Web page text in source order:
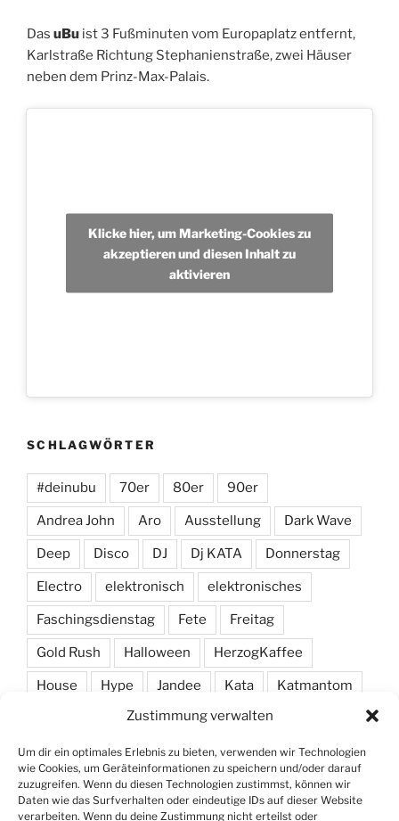
Zustimmung verwalten
Um dir ein optimales Erlebnis zu bieten, verwenden wir Technologien
wie Cookies, um Geräteinformationen zu speichern und/oder darauf
zuzugreifen. Wenn du diesen Technologien zustimmst, können wir
Daten wie das Surfverhalten oder eindeutige IDs auf dieser Website
verarbeiten. Wenn du deine Zustimmung nicht erteilst oder
Das uBu ist 3 Fußminuten vom Europaplatz entfernt,
Karlstraße Richtung Stephanienstraße, zwei Häuser
neben dem Prinz-Max-Palais.
Klicke hier, um Marketing-Cookies zu
akzeptieren und diesen Inhalt zu
aktivieren
SCHLAGWÖRTER
#deinubu 70er 80er 90er
Andrea John Aro Ausstellung Dark Wave
Deep Disco DJ Dj KATA Donnerstag
Electro elektronisch elektronisches
Faschingsdienstag Fete Freitag
Gold Rush Halloween HerzogKaffee
House Hype Jandee Kata Katmantom
Manic Markus Haas
Minimal Minimarc Musik Party Pendel
Pendelmann Programm Rock Row
Samstag Shawn Deep Simon Techno